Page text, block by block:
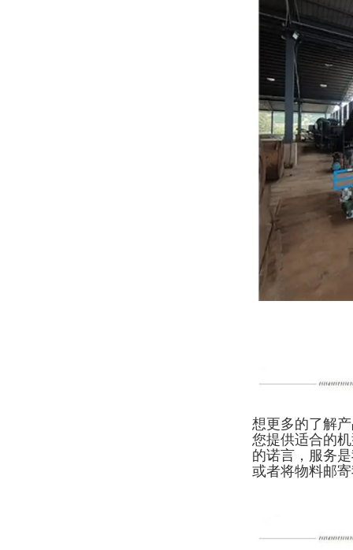
想更多的了解
您提供适合的
的诺言，服务
或者将物料邮